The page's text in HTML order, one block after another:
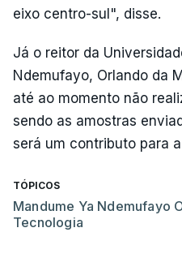
eixo centro-sul", disse.
Já o reitor da
Ndemufayo, Orlando da
até ao momento não
sendo as amostras
será um contributo para
TÓPICOS
Mandume Ya Ndemufayo
Tecnologia